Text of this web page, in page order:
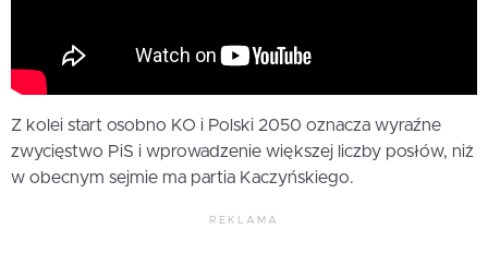
Z kolei start osobno KO i Polski 2050 oznacza wyraźne
zwycięstwo PiS i wprowadzenie większej liczby posłów, niż
w obecnym sejmie ma partia Kaczyńskiego.
REKLAMA